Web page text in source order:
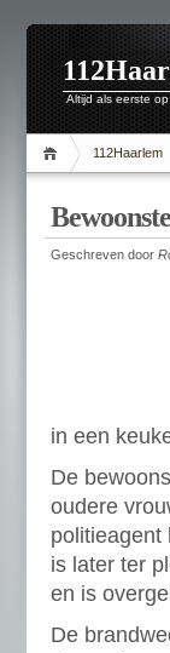
Altijd als eerste
112Haarlem
Geschreven door
in een
De
oudere
politieagent
is later ter
en is
De